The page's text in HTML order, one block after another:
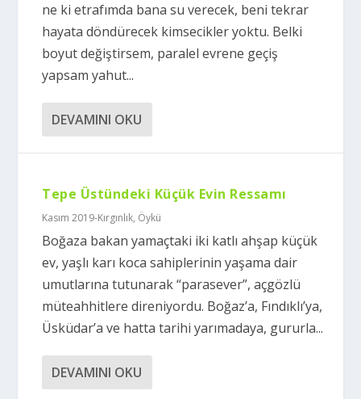
ne ki etrafımda bana su verecek, beni tekrar
hayata döndürecek kimsecikler yoktu. Belki
boyut değiştirsem, paralel evrene geçiş
yapsam yahut...
DEVAMINI OKU
Tepe Üstündeki Küçük Evin Ressamı
Kasım 2019-Kırgınlık, Öykü
Boğaza bakan yamaçtaki iki katlı ahşap küçük
ev, yaşlı karı koca sahiplerinin yaşama dair
umutlarına tutunarak “parasever”, açgözlü
müteahhitlere direniyordu. Boğaz’a, Fındıklı’ya,
Üsküdar’a ve hatta tarihi yarımadaya, gururla...
DEVAMINI OKU